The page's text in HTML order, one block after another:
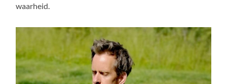
waarheid.